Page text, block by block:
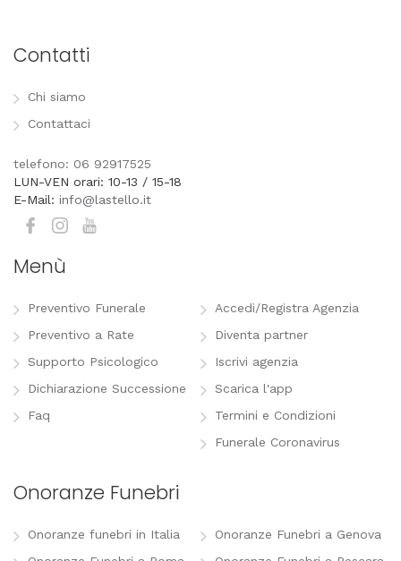
Contatti
Chi siamo
Contattaci
telefono: 06 92917525
LUN-VEN orari: 10-13 / 15-18
E-Mail: info@lastello.it
Menù
Preventivo Funerale
Preventivo a Rate
Supporto Psicologico
Dichiarazione Successione
Faq
Accedi/Registra Agenzia
Diventa partner
Iscrivi agenzia
Scarica l'app
Termini e Condizioni
Funerale Coronavirus
Onoranze Funebri
Onoranze funebri in Italia
Onoranze Funebri a Genova